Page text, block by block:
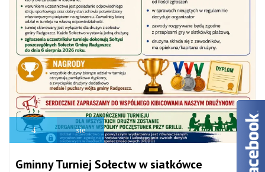
4 sie
Gminny Turniej Sołectw w siatkówce